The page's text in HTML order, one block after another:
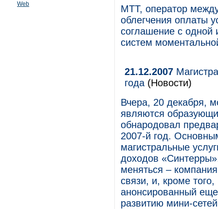
Web
МТТ, оператор
облегчения оплаты
соглашение с одной
систем
21.12.2007
года (Новости)
Вчера, 20 декабря,
являются
обнародовал
2007-й год.
магистральные
доходов
меняться –
связи, и, кроме
анонсированный еще
развитию мини-